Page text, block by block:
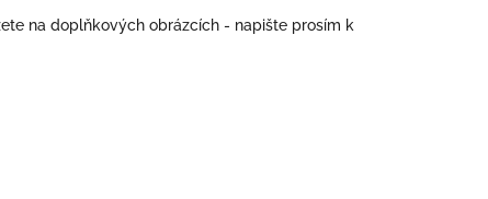
na doplňkových obrázcích - napište prosím k